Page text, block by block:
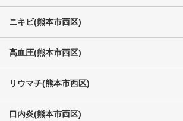
ニキビ(熊本市西区)
高血圧(熊本市西区)
リウマチ(熊本市西区)
口内炎(熊本市西区)